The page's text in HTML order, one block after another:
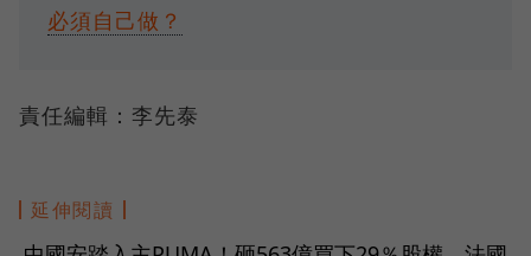
必須自己做？
責任編輯：李先泰
延伸閱讀